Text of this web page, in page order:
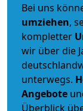
Bei uns
umziehen,
kompletter
wir über die
unterwegs.
Angebote
Überblick